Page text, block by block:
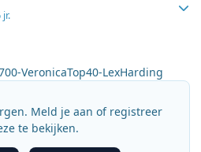
jr.
VeronicaTop40-LexHarding
Meld je aan of registreer
te bekijken.